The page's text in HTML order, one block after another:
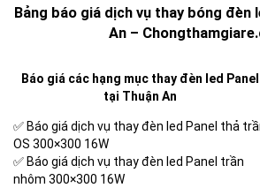
Bảng báo giá dịch vụ thay bóng đèn
An –
Báo giá các hạng mục thay đèn led Panel
tại Thuận An
✅ Báo giá dịch vụ thay đèn led Panel thả
OS 300×300 16W
✅ Báo giá dịch vụ thay đèn led Panel trần
nhôm 300×300 16W